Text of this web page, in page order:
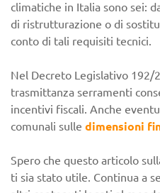
climatiche in Italia sono sei:
di ristrutturazione o di
conto di tali requisiti tecnici.
Nel Decreto Legislativo
trasmittanza serramenti
incentivi fiscali. Anche
comunali sulle dimensioni
Spero che questo articolo
ti sia stato utile. Continua a